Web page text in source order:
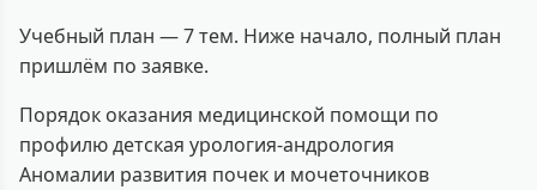
Учебный план — 7 тем. Ниже начало, полный план
пришлём по заявке.
Порядок оказания медицинской помощи по
профилю детская урология-андрология
Аномалии развития почек и мочеточников